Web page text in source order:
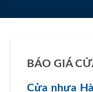
BÁO GIÁ
Cửa nhựa